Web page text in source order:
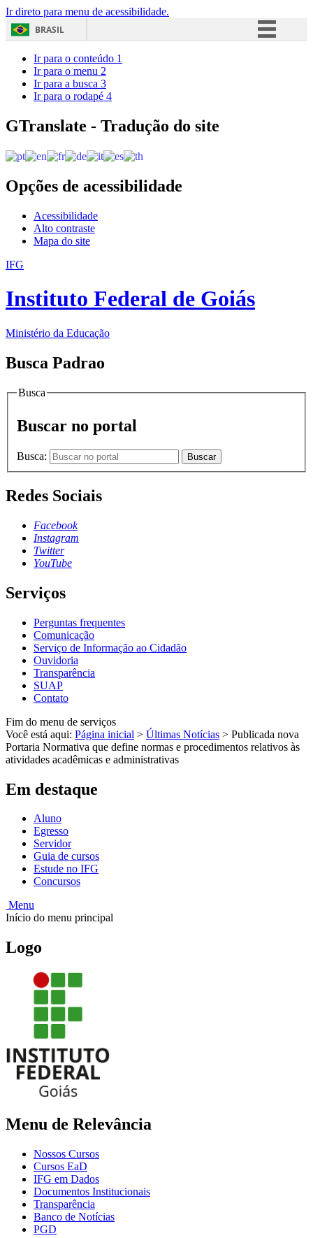
Ir direto para menu de acessibilidade.
BRASIL
Acesso à informação
Ir para o conteúdo 1
Ir para o menu 2
Ir para a busca 3
Ir para o rodapé 4
GTranslate - Tradução do site
Opções de acessibilidade
Acessibilidade
Alto contraste
Mapa do site
IFG
Instituto Federal de Goiás
Ministério da Educação
Busca Padrao
Busca
Buscar no portal
Busca: Buscar
Redes Sociais
Facebook
Instagram
Twitter
YouTube
Serviços
Perguntas frequentes
Comunicação
Serviço de Informação ao Cidadão
Ouvidoria
Transparência
SUAP
Contato
Fim do menu de serviços
Você está aqui: Página inicial > Últimas Notícias > Publicada nova
Portaria Normativa que define normas e procedimentos relativos às
atividades acadêmicas e administrativas
Em destaque
Aluno
Egresso
Servidor
Guia de cursos
Estude no IFG
Concursos
Menu
Início do menu principal
Logo
Menu de Relevância
Nossos Cursos
Cursos EaD
IFG em Dados
Documentos Institucionais
Transparência
Banco de Notícias
PGD